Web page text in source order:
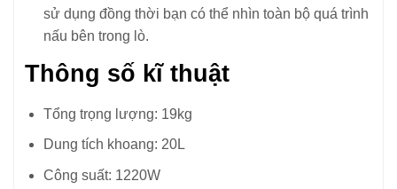
sử dụng đồng thời bạn có thể nhìn toàn bộ quá trình
nấu bên trong lò.
Thông số kĩ thuật
Tổng trọng lượng: 19kg
Dung tích khoang: 20L
Công suất: 1220W